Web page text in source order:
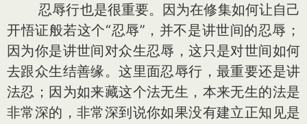
忍辱行也是很重要。因为在修集如何让自己
开悟证般若这个“忍辱”，并不是讲世间的忍辱；
因为你是讲世间对众生忍辱，这只是对世间如何
去跟众生结善缘。这里面忍辱行，最重要还是讲
法忍；因为如来藏这个法无生，本来无生的法是
非常深的，非常深到说你如果没有建立正知见是